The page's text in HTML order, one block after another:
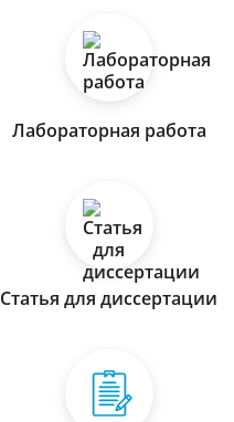
Лабораторная работа
Статья для диссертации